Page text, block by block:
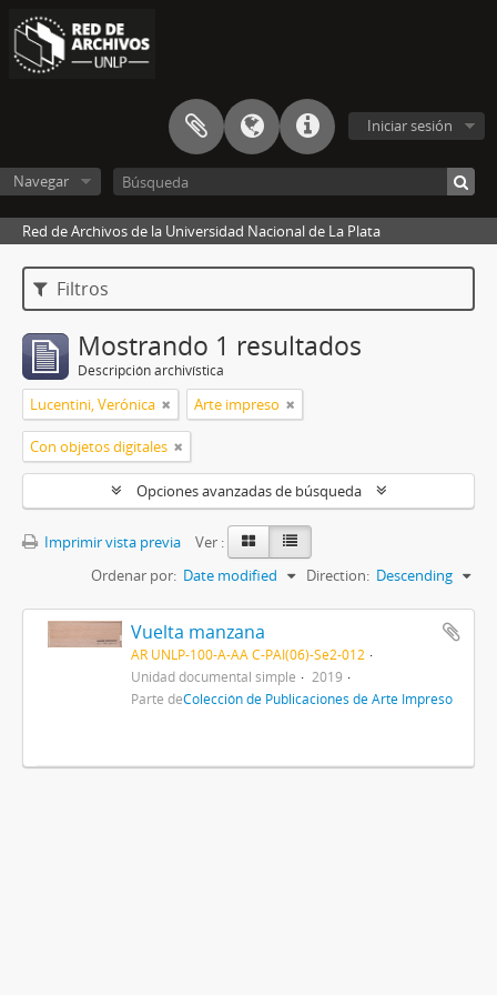
Iniciar sesión
Navegar
Red de Archivos de la Universidad Nacional de La Plata
Filtros
Mostrando 1 resultados
Descripción archivística
Lucentini, Verónica Arte impreso
Con objetos digitales
Opciones avanzadas de búsqueda
Imprimir vista previa
Ver :
Ordenar por: Date modified Direction: Descending
Vuelta manzana
AR UNLP-100-A-AA C-PAI(06)-Se2-012
Unidad documental simple
2019
Parte deColección de Publicaciones de Arte Impreso